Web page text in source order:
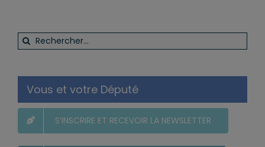
Rechercher:
Vous et votre Député
S’INSCRIRE ET RECEVOIR LA NEWSLETTER